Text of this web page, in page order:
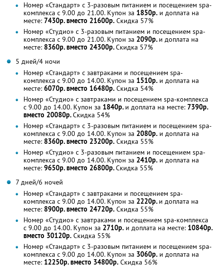
Номер «Стандарт» с 3-разовым питанием и посещением spa-
комплекса с 9.00 до 21.00. Купон за 1850р. и доплата на
месте: 7430р. вместо 21600р. Скидка 57%
Номер «Студио» с 3-разовым питанием и посещением spa-
комплекса с 9.00 до 21.00. Купон за 2090р. и доплата на
месте: 8360р. вместо 24300р.Скидка 57%
5 дней/4 ночи
Номер «Стандарт» с завтраками и посещением spa-
комплекса с 9.00 до 14.00. Купон за 1510р. и доплата на
месте: 6070р. вместо 16480р. Скидка 54%
Номер «Студио» с завтраками и посещением spa-комплекса
с 9.00 до 14.00. Купон за 1840р. и доплата на месте: 7390р.
вместо 20080р.Скидка 54%
Номер «Стандарт» с 3-разовым питанием и посещением spa-
комплекса с 9.00 до 14.00. Купон за 2080р. и доплата на
месте: 8360р. вместо 23200р. Скидка 55%
Номер «Студио» с 3-разовым питанием и посещением spa-
комплекса с 9.00 до 14.00. Купон за 2410р. и доплата на
месте: 9650р. вместо 26800р.Скидка 55%
7 дней/6 ночей
Номер «Стандарт» с завтраками и посещением spa-
комплекса с 9.00 до 14.00. Купон за 2220р. и доплата на
месте: 8900р. вместо 24720р. Скидка 55%
Номер «Студио» с завтраками и посещением spa-комплекса
с 9.00 до 14.00. Купон за 2710р. и доплата на месте: 10840р.
вместо 30120р. Скидка 55%
Номер «Стандарт» с 3-разовым питанием и посещением spa-
комплекса с 9.00 до 14.00. Купон за 3060р. и доплата на
месте: 12250р. вместо 34800р. Скидка 56%